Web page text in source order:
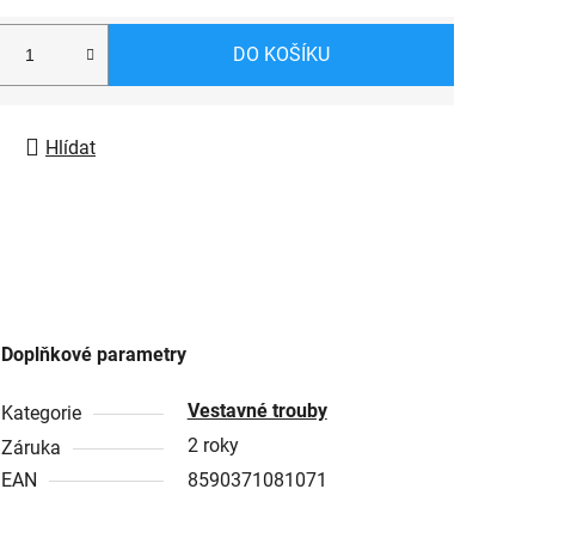
DO KOŠÍKU
Hlídat
Doplňkové parametry
Kategorie
Vestavné trouby
Záruka
2 roky
EAN
8590371081071